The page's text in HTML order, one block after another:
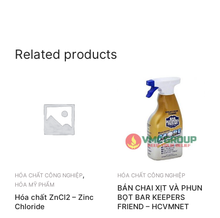
Related products
HÓA CHẤT CÔNG NGHIỆP,
HÓA MỸ PHẨM
Hóa chất ZnCl2 – Zinc
Chloride
HÓA CHẤT CÔNG NGHIỆP
BÁN CHAI XỊT VÀ PHUN
BỌT BAR KEEPERS
FRIEND – HCVMNET